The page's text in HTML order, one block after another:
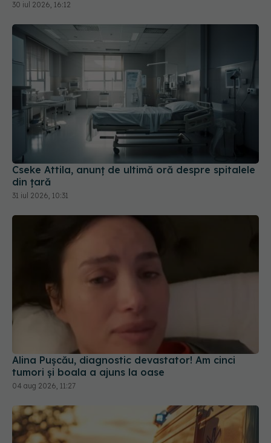
30 iul 2026, 16:12
Cseke Attila, anunț de ultimă oră despre spitalele
din țară
31 iul 2026, 10:31
Alina Pușcău, diagnostic devastator! Am cinci
tumori și boala a ajuns la oase
04 aug 2026, 11:27